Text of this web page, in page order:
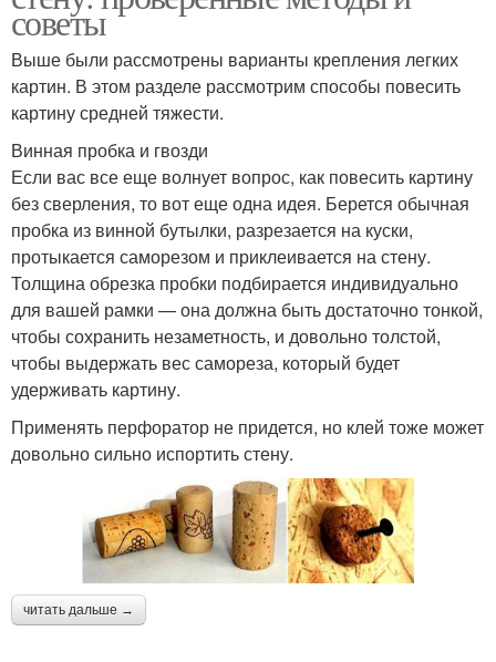
советы
Выше были рассмотрены варианты крепления легких
картин. В этом разделе рассмотрим способы повесить
картину средней тяжести.
Винная пробка и гвозди
Если вас все еще волнует вопрос, как повесить картину
без сверления, то вот еще одна идея. Берется обычная
пробка из винной бутылки, разрезается на куски,
протыкается саморезом и приклеивается на стену.
Толщина обрезка пробки подбирается индивидуально
для вашей рамки — она должна быть достаточно тонкой,
чтобы сохранить незаметность, и довольно толстой,
чтобы выдержать вес самореза, который будет
удерживать картину.
Применять перфоратор не придется, но клей тоже может
довольно сильно испортить стену.
читать дальше →